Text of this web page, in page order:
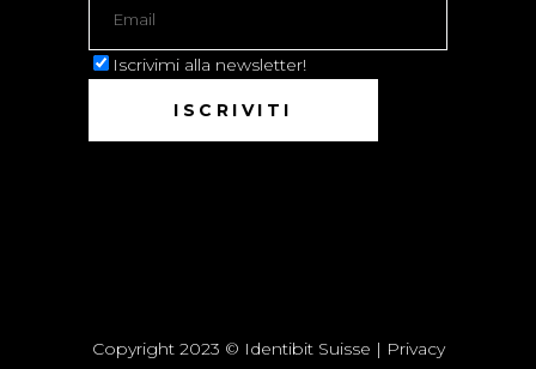
Iscrivimi alla newsletter!
Copyright 2023 © Identibit Suisse | Privacy